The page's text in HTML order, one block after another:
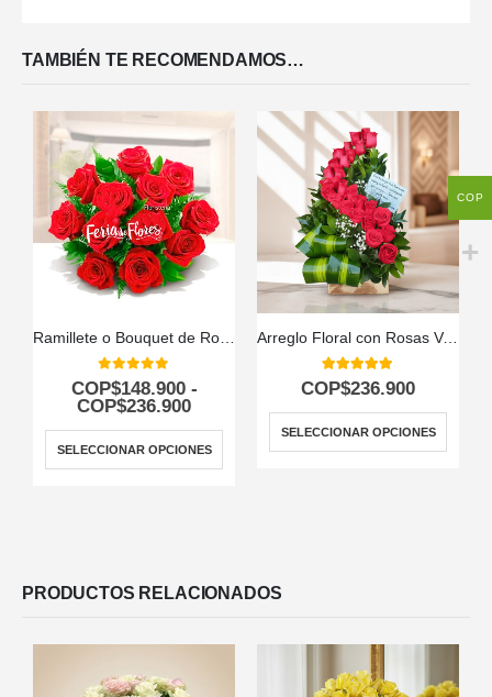
TAMBIÉN TE RECOMENDAMOS…
Ramillete o Bouquet de Rosas
0out of 5
COP$148.900 -
COP$236.900
SELECCIONAR OPCIONES
Arreglo Floral con Rosas Voluta
5.00out of 5
COP$236.900
SELECCIONAR OPCIONES
PRODUCTOS RELACIONADOS
COP